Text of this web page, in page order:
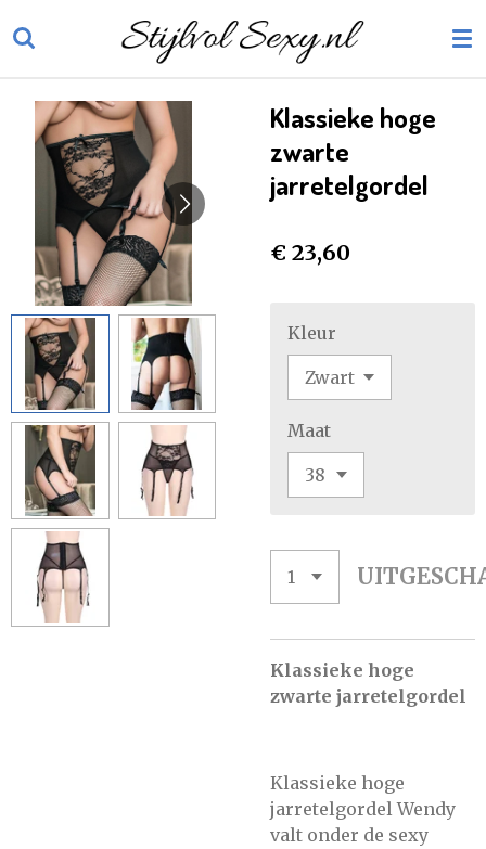
direct
hoofdinhoud
Klassieke hoge
zwarte
jarretelgordel
€ 23,60
Kleur
Maat
Klassieke hoge
zwarte jarretelgordel
Klassieke hoge
jarretelgordel Wendy
valt onder de sexy